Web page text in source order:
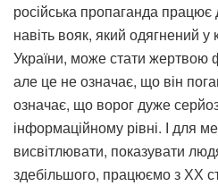
російська пропаганда
навіть вояк, який одягнений
України, може стати жертвою
але це не означає, що він
означає, що ворог дуже
інформаційному рівні. І для
висвітлювати, показувати
здебільшого, працюємо з ХХ